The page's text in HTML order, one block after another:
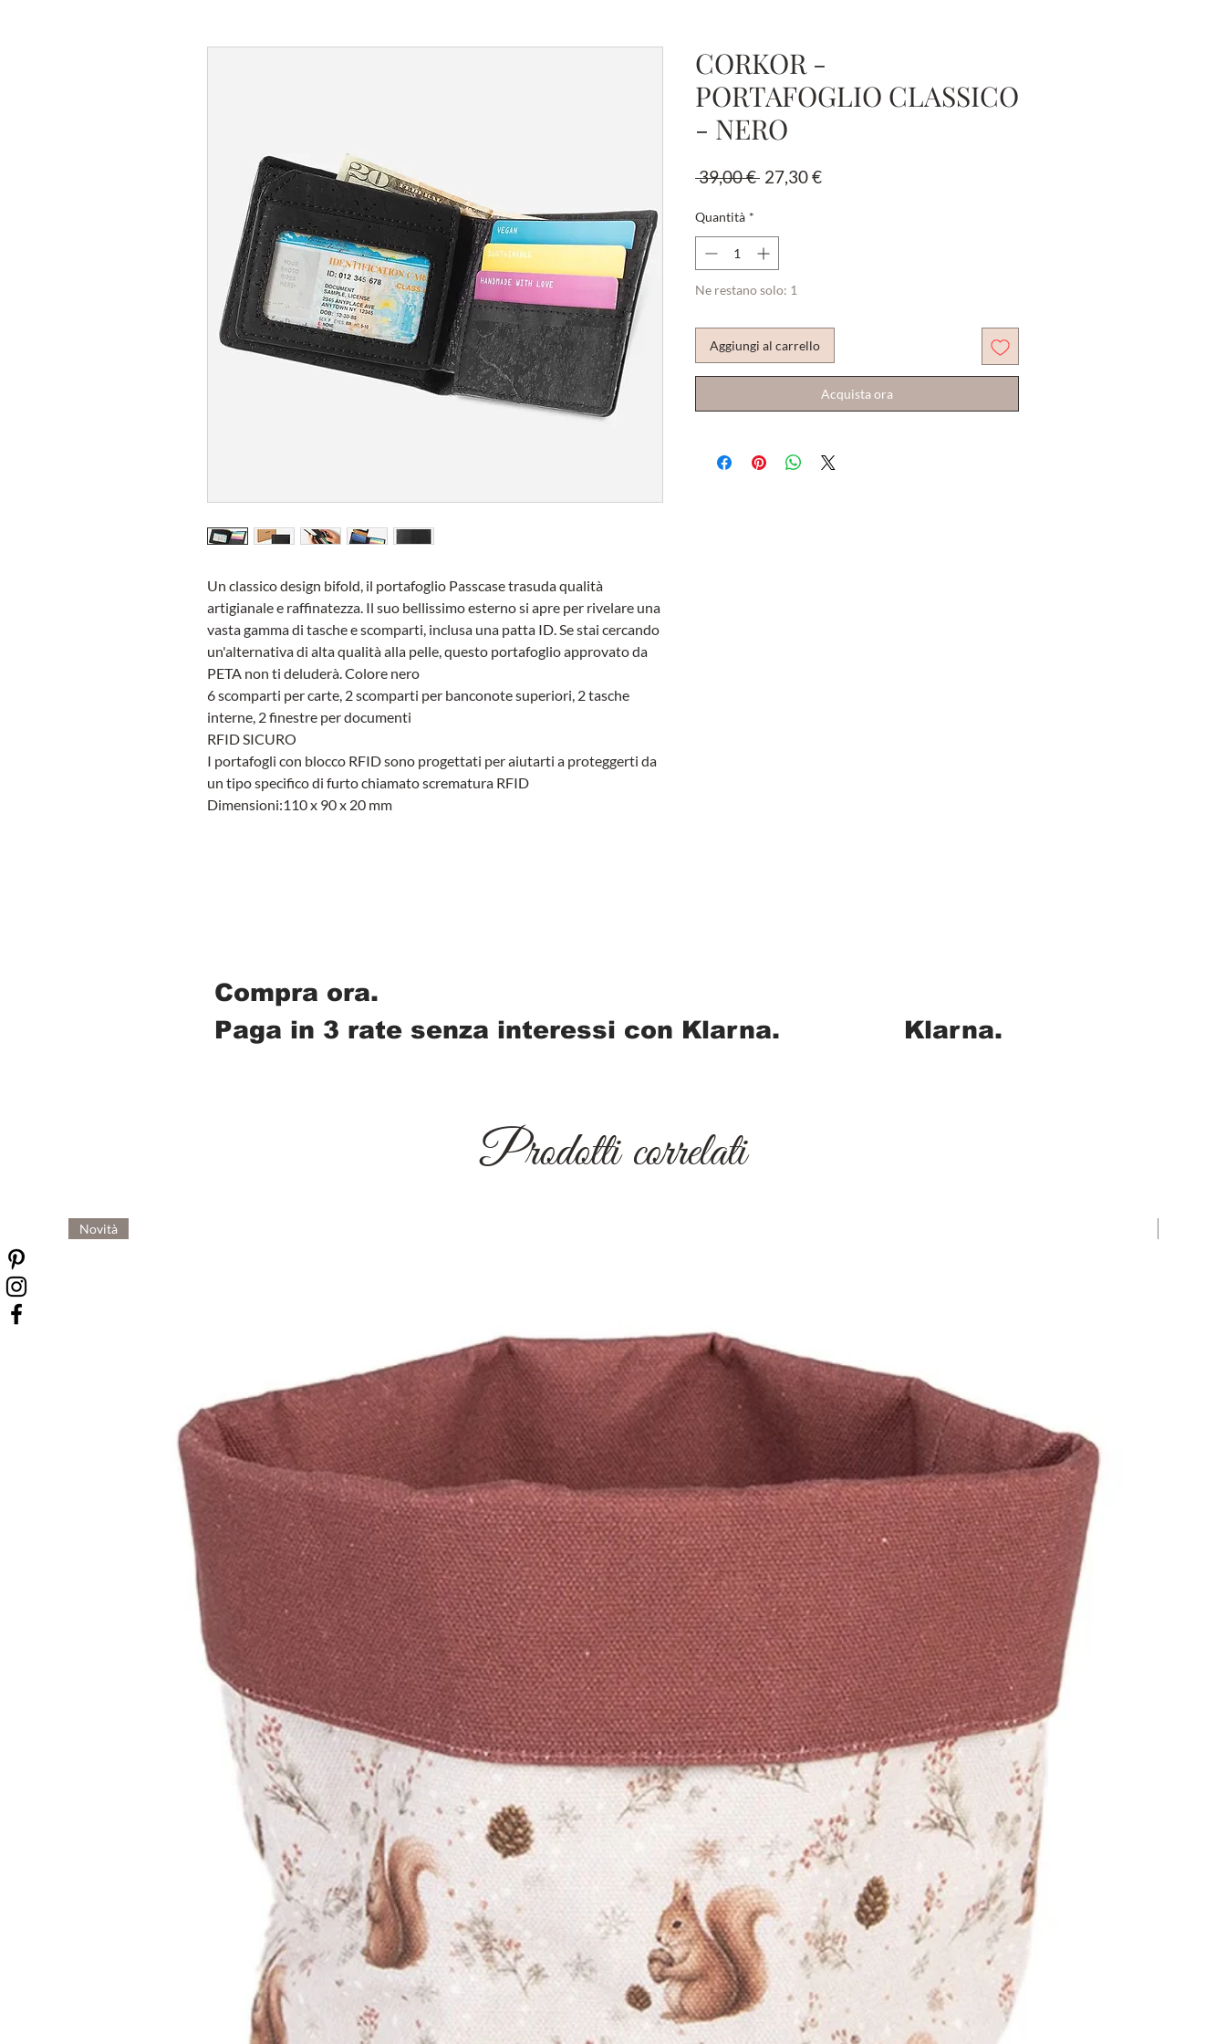
Un classico design bifold, il portafoglio Passcase trasuda qualità
artigianale e raffinatezza. Il suo bellissimo esterno si apre per rivelare una
vasta gamma di tasche e scomparti, inclusa una patta ID. Se stai cercando
un'alternativa di alta qualità alla pelle, questo portafoglio approvato da
PETA non ti deluderà. Colore nero
6 scomparti per carte, 2 scomparti per banconote superiori, 2 tasche
interne, 2 finestre per documenti
RFID SICURO
I portafogli con blocco RFID sono progettati per aiutarti a proteggerti da
un tipo specifico di furto chiamato scrematura RFID
Dimensioni:110 x 90 x 20 mm
CORKOR -
PORTAFOGLIO CLASSICO
- NERO
39,00 € Prezzo
27,30 €Prezzo
Quantità *
Ne restano solo: 1
Aggiungi al carrello
Acquista ora
Compra ora.
Paga in 3 rate senza interessi con Klarna.
Klarna.
Prodotti correlati
Novità